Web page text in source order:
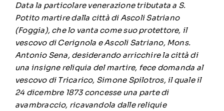
Data la particolare venerazione tributata a S.
Potito martire dalla città di Ascoli Satriano
(Foggia), che lo vanta come suo protettore, il
vescovo di Cerignola e Ascoli Satriano, Mons.
Antonio Sena, desiderando arricchire la città di
una insigne reliquia del martire, fece domanda al
vescovo di Tricarico, Simone Spilotros, il quale il
24 dicembre 1873 concesse una parte di
avambraccio, ricavandola dalle reliquie